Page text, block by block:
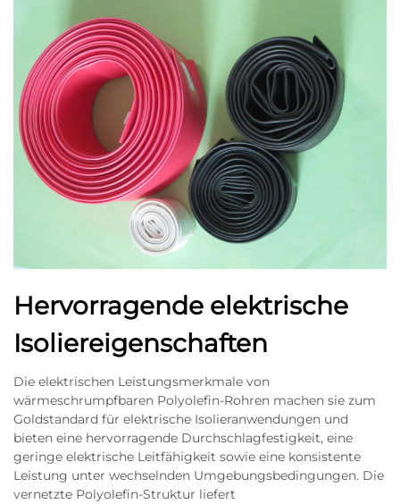
Hervorragende elektrische
Isoliereigenschaften
Die elektrischen Leistungsmerkmale von
wärmeschrumpfbaren Polyolefin-Rohren machen sie zum
Goldstandard für elektrische Isolieranwendungen und
bieten eine hervorragende Durchschlagfestigkeit, eine
geringe elektrische Leitfähigkeit sowie eine konsistente
Leistung unter wechselnden Umgebungsbedingungen. Die
vernetzte Polyolefin-Struktur liefert